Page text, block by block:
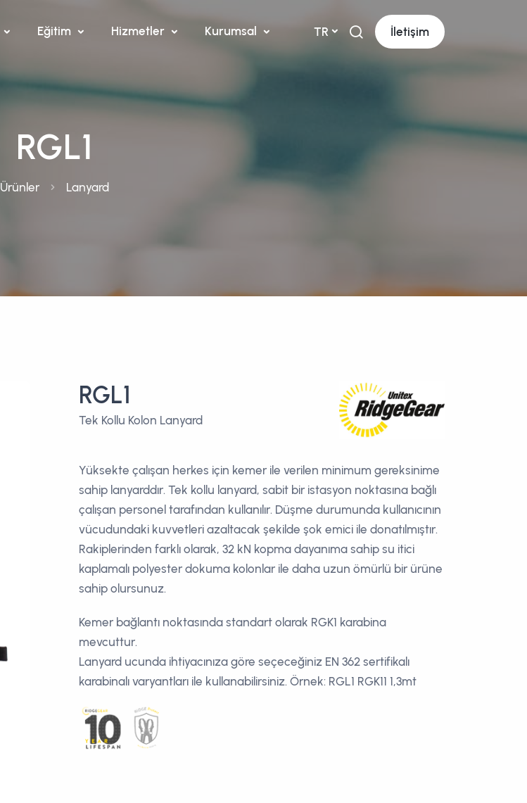
Eğitim Hizmetler Kurumsal TR İletişim
RGL1
Ürünler Lanyard
RGL1
Tek Kollu Kolon Lanyard
Yüksekte çalışan herkes için kemer ile verilen minimum gereksinime
sahip lanyarddır. Tek kollu lanyard, sabit bir istasyon noktasına bağlı
çalışan personel tarafından kullanılır. Düşme durumunda kullanıcının
vücudundaki kuvvetleri azaltacak şekilde şok emici ile donatılmıştır.
Rakiplerinden farklı olarak, 32 kN kopma dayanıma sahip su itici
kaplamalı polyester dokuma kolonlar ile daha uzun ömürlü bir ürüne
sahip olursunuz.
Kemer bağlantı noktasında standart olarak RGK1 karabina
mevcuttur.
Lanyard ucunda ihtiyacınıza göre seçeceğiniz EN 362 sertifikalı
karabinalı varyantları ile kullanabilirsiniz. Örnek: RGL1 RGK11 1,3mt